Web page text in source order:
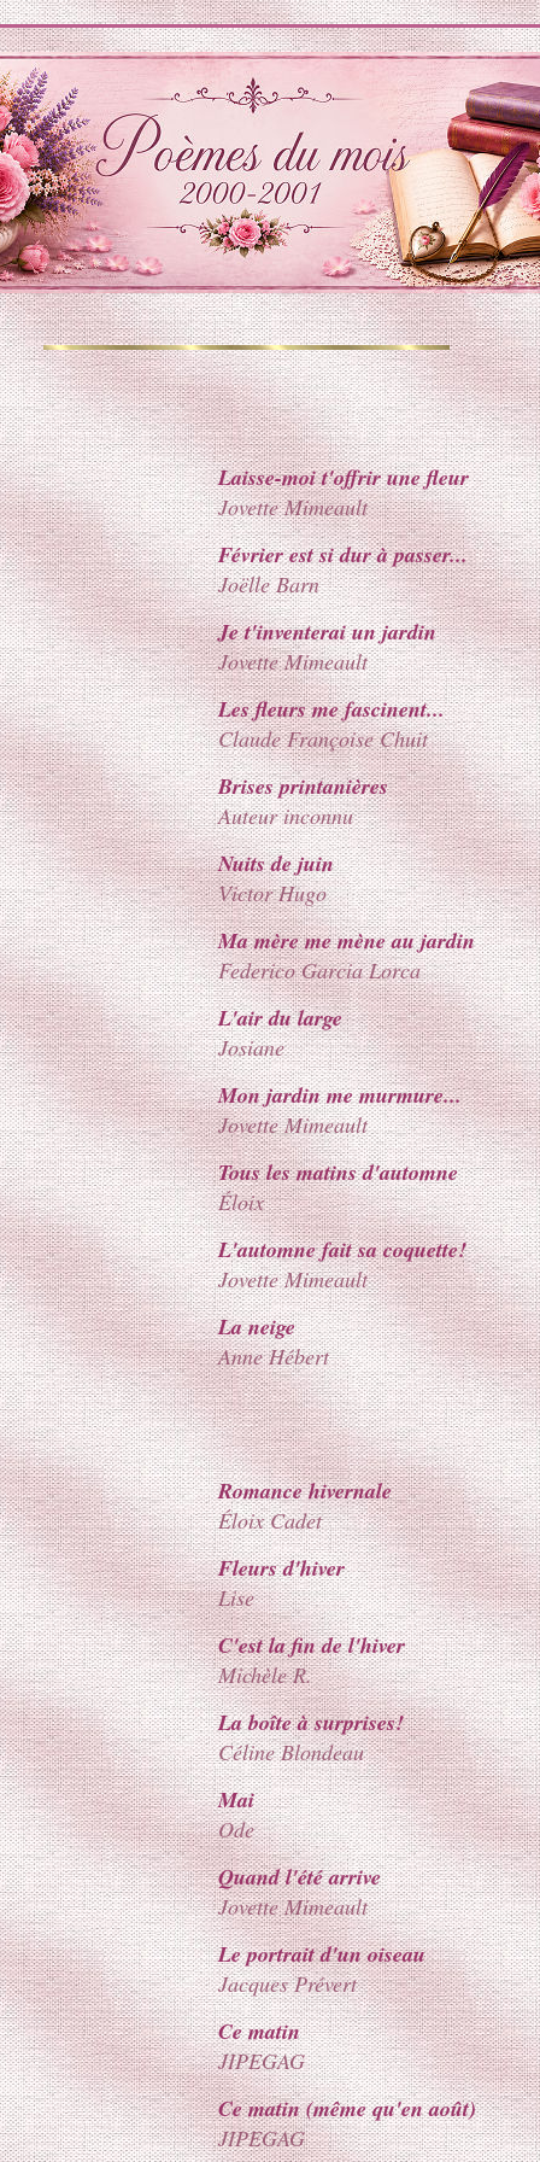
Laisse-moi t'offrir une fleur
Jovette Mimeault
Février est si dur à passer...
Joëlle Barn
Je t'inventerai un jardin
Jovette Mimeault
Les fleurs me fascinent...
Claude Françoise Chuit
Brises printanières
Auteur inconnu
Nuits de juin
Victor Hugo
Ma mère me mène au jardin
Federico Garcia Lorca
L'air du large
Josiane
Mon jardin me murmure...
Jovette Mimeault
Tous les matins d'automne
Éloix
L'automne fait sa coquette!
Jovette Mimeault
La neige
Anne Hébert
Romance hivernale
Éloix Cadet
Fleurs d'hiver
Lise
C'est la fin de l'hiver
Michèle R.
La boîte à surprises!
Céline Blondeau
Mai
Ode
Quand l'été arrive
Jovette Mimeault
Le portrait d'un oiseau
Jacques Prévert
Ce matin
JIPEGAG
Ce matin (même qu'en août)
JIPEGAG